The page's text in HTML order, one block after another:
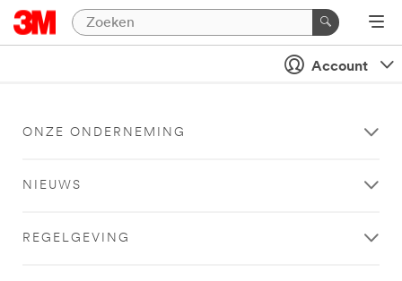
Account
ONZE ONDERNEMING
NIEUWS
REGELGEVING